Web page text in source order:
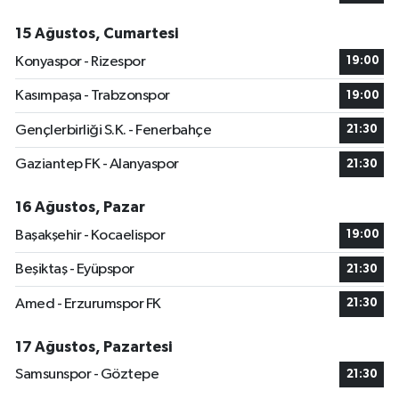
15 Ağustos, Cumartesi
Konyaspor - Rizespor
19:00
Kasımpaşa - Trabzonspor 19:00
Gençlerbirliği S.K. - Fenerbahçe 21:30
Gaziantep FK - Alanyaspor 21:30
16 Ağustos, Pazar
Başakşehir - Kocaelispor
19:00
Beşiktaş - Eyüpspor 21:30
Amed - Erzurumspor FK 21:30
17 Ağustos, Pazartesi
Samsunspor - Göztepe
21:30